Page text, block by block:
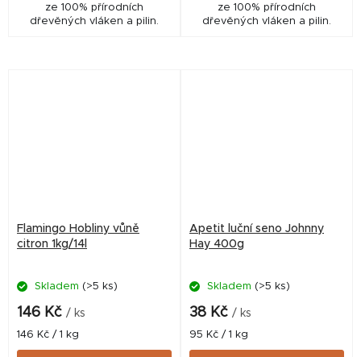
ze 100% přírodních
dřevěných vláken a pilin.
ze 100% přírodních
dřevěných vláken a pilin.
Flamingo Hobliny vůně
citron 1kg/14l
Skladem (>5 ks)
146 Kč / ks
Měrná
cena:
146 Kč / 1 kg
Apetit luční seno Johnny
Hay 400g
Skladem (>5 ks)
38 Kč / ks
Měrná
cena:
95 Kč / 1 kg